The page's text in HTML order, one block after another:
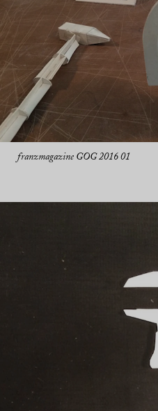
franzmagazine GOG 2016 01